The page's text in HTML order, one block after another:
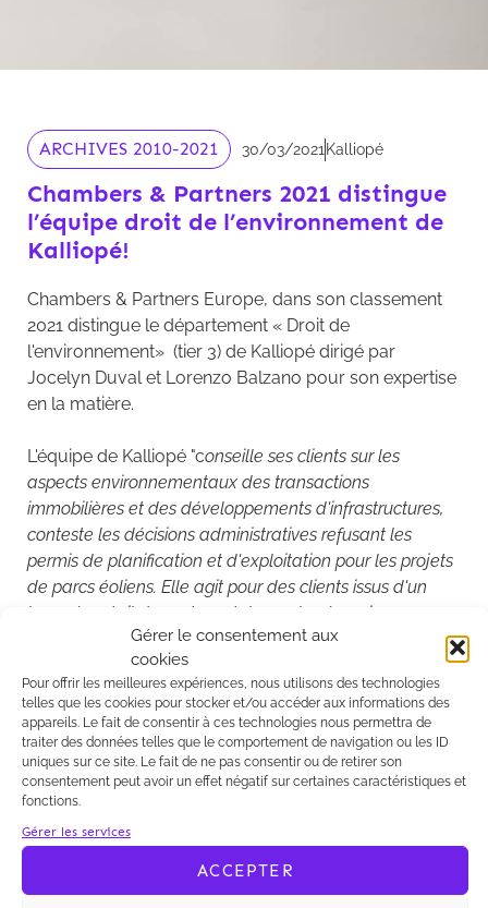
Gérer le consentement aux
cookies
Pour offrir les meilleures expériences, nous utilisons des technologies
telles que les cookies pour stocker et/ou accéder aux informations des
appareils. Le fait de consentir à ces technologies nous permettra de
traiter des données telles que le comportement de navigation ou les ID
uniques sur ce site. Le fait de ne pas consentir ou de retirer son
consentement peut avoir un effet négatif sur certaines caractéristiques et
fonctions.
Gérer les services
ACCEPTER
ARCHIVES 2010-2021 30/03/2021 Kalliopé
Chambers & Partners 2021 distingue
l’équipe droit de l’environnement de
Kalliopé!
Chambers & Partners Europe, dans son classement
2021 distingue le département « Droit de
l'environnement» (tier 3) de Kalliopé dirigé par
Jocelyn Duval et Lorenzo Balzano pour son expertise
en la matière.
L'équipe de Kalliopé "conseille ses clients sur les
aspects environnementaux des transactions
immobilières et des développements d'infrastructures,
conteste les décisions administratives refusant les
permis de planification et d'exploitation pour les projets
de parcs éoliens. Elle agit pour des clients issus d'un
large éventail de secteurs tels que les énergies
renouvelables, l'immobilier et la technologie."
Un grand merci à nos clients pour leur confiance
renouvelée, ainsi qu’à toute l’équipe !
Chambers & Partners Europe, dans son classement
2021 distingue le département « Droit de